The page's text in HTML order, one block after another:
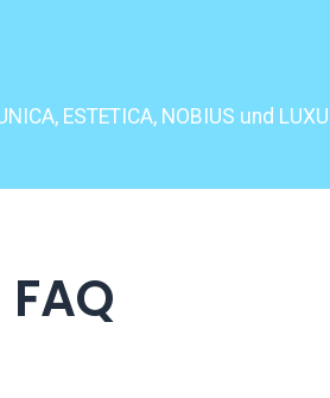
ESTETICA, NOBIUS und
FAQ